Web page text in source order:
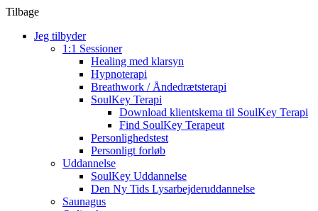
Tilbage
Jeg tilbyder
1:1 Sessioner
Healing med klarsyn
Hypnoterapi
Breathwork / Åndedrætsterapi
SoulKey Terapi
Download klientskema til SoulKey Terapi
Find SoulKey Terapeut
Personlighedstest
Personligt forløb
Uddannelse
SoulKey Uddannelse
Den Ny Tids Lysarbejderuddannelse
Saunagus